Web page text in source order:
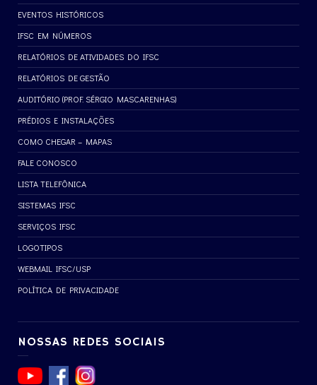
EVENTOS HISTÓRICOS
IFSC EM NÚMEROS
RELATÓRIOS DE ATIVIDADES DO IFSC
RELATÓRIOS DE GESTÃO
AUDITÓRIO (PROF. SÉRGIO MASCARENHAS)
PRÉDIOS E INSTALAÇÕES
COMO CHEGAR – MAPAS
FALE CONOSCO
LISTA TELEFÔNICA
SISTEMAS IFSC
SERVIÇOS IFSC
LOGOTIPOS
WEBMAIL IFSC/USP
POLÍTICA DE PRIVACIDADE
NOSSAS REDES SOCIAIS